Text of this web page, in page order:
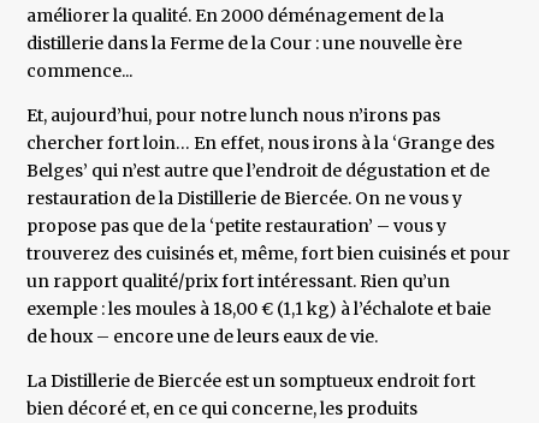
améliorer la qualité. En 2000 déménagement de la
distillerie dans la Ferme de la Cour : une nouvelle ère
commence...
Et, aujourd’hui, pour notre lunch nous n’irons pas
chercher fort loin… En effet, nous irons à la ‘Grange des
Belges’ qui n’est autre que l’endroit de dégustation et de
restauration de la Distillerie de Biercée. On ne vous y
propose pas que de la ‘petite restauration’ – vous y
trouverez des cuisinés et, même, fort bien cuisinés et pour
un rapport qualité/prix fort intéressant. Rien qu’un
exemple : les moules à 18,00 € (1,1 kg) à l’échalote et baie
de houx – encore une de leurs eaux de vie.
La Distillerie de Biercée est un somptueux endroit fort
bien décoré et, en ce qui concerne, les produits